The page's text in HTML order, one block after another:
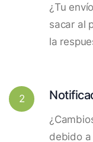
¿Tu
sacar al
la
2
debido a